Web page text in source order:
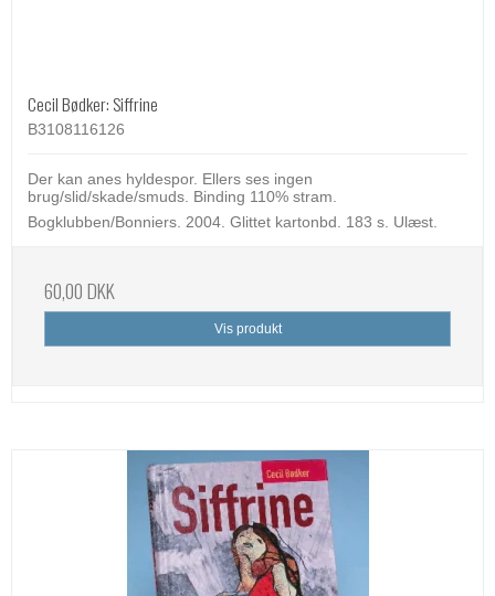
Cecil Bødker: Siffrine
B3108116126
Der kan anes hyldespor. Ellers ses ingen
brug/slid/skade/smuds. Binding 110% stram.
Bogklubben/Bonniers. 2004. Glittet kartonbd. 183 s. Ulæst.
60,00 DKK
Vis produkt